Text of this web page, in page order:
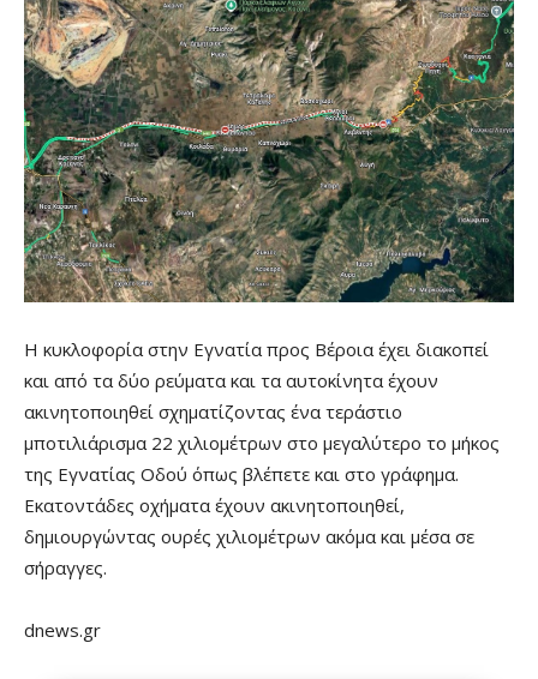
Η κυκλοφορία στην Εγνατία προς Βέροια έχει διακοπεί
και από τα δύο ρεύματα και τα αυτοκίνητα έχουν
ακινητοποιηθεί σχηματίζοντας ένα τεράστιο
μποτιλιάρισμα 22 χιλιομέτρων στο μεγαλύτερο το μήκος
της Εγνατίας Οδού όπως βλέπετε και στο γράφημα.
Εκατοντάδες οχήματα έχουν ακινητοποιηθεί,
δημιουργώντας ουρές χιλιομέτρων ακόμα και μέσα σε
σήραγγες.
dnews.gr